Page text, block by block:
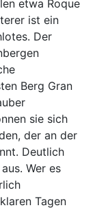
etwa Roque
ist ein
Der
Berg Gran
sie sich
der an der
Deutlich
Wer es
Tagen